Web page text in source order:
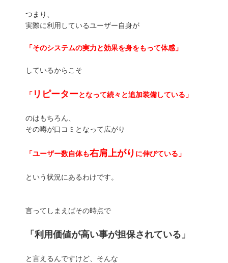
つまり、
実際に利用しているユーザー自身が
「そのシステムの実力と効果を身をもって体感」
しているからこそ
「 リピーターとなって続々と追加装備している」
のはもちろん、
その噂が口コミとなって広がり
「ユーザー数自体も右肩上がり に伸びている」
という状況にあるわけです。
言ってしまえばその時点で
「利用価値が高い事が担保されている」
と言えるんですけど、そんな